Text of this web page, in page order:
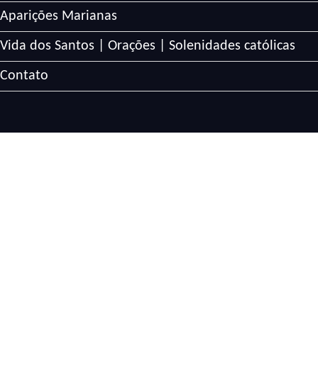
Aparições Marianas
Vida dos Santos | Orações | Solenidades católicas
Contato